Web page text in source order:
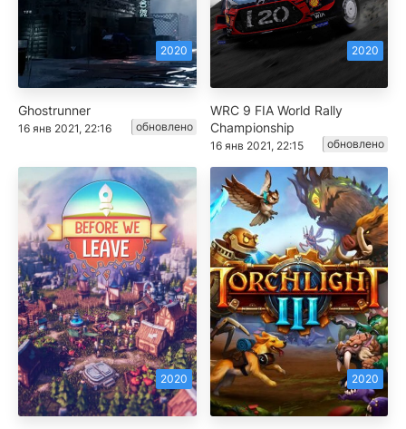
2020
Ghostrunner
16 янв 2021, 22:16 обновлено
2020
WRC 9 FIA World Rally
Championship
16 янв 2021, 22:15 обновлено
2020 2020